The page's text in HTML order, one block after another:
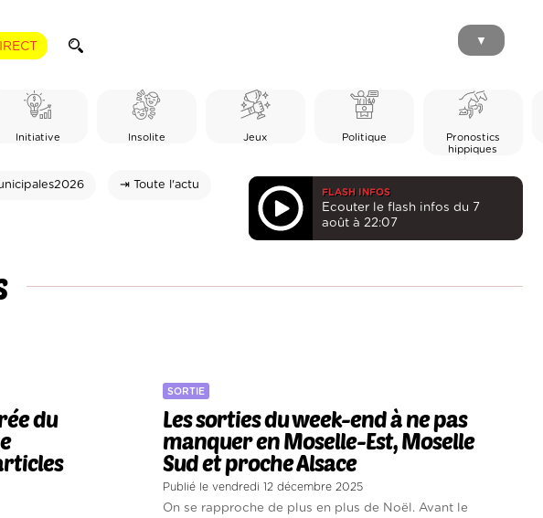
▼
Initiative Insolite Jeux Politique
Pronostics
hippiques
⇥ Toute l'actu
FLASH INFOS
Ecouter le flash infos du 7
août à 22:07
du
SORTIE
Les sorties du week-end à ne pas
manquer en Moselle-Est, Moselle
Sud et proche Alsace
Publié le vendredi 12 décembre 2025
On se rapproche de plus en plus de Noël. Avant le